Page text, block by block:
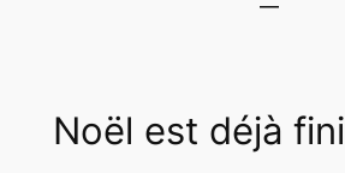
Noël est déjà fini